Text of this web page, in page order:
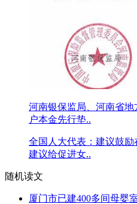
河南银保监局、河南省
户本金先行垫..
全国人大代表：建议鼓励
建议给促进女..
随机读文
厦门市已建400多间母婴